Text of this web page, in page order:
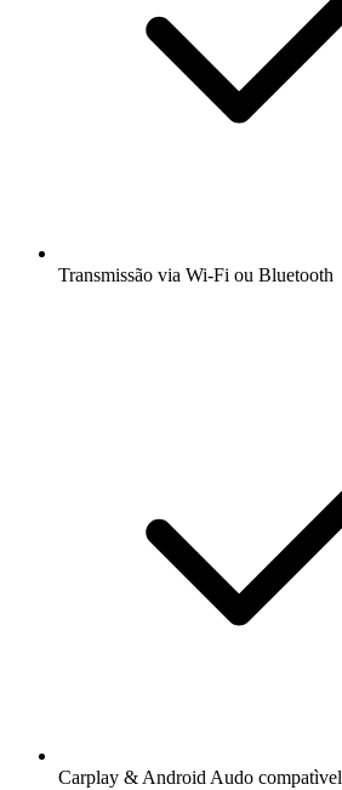
Transmissão via Wi-Fi ou Bluetooth
Carplay & Android Audo compatìvel